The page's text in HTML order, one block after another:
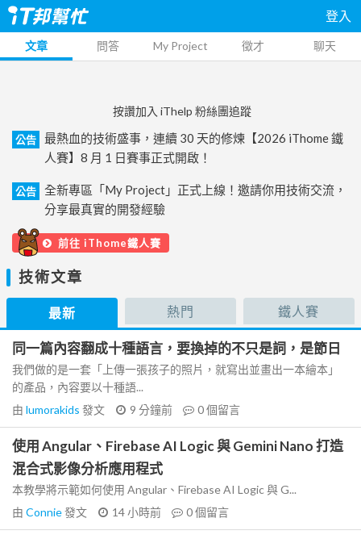
登入
文章 問答 My Project 徵才 聊天
按讚加入 iThelp 粉絲團追蹤
公告
最熱血的技術盛事，連續 30 天的修煉【2026 iThome 鐵
人賽】8 月 1 日賽事正式開啟！
公告
全新專區「My Project」正式上線！邀請你用技術交流，
分享最真實的開發經驗
前往 iThome鐵人賽
技術文章
最新 熱門 鐵人賽
同一篇內容翻成十種語言，要換掉的不只是詞，是節日
我們做的是一套「上傳一張孩子的照片，就寫出並畫出一本繪本」
的產品，內容要以十種語...
由 lumorakids 發文 9 分鐘前 0個留言
使用 Angular、Firebase AI Logic 與 Gemini Nano 打造
混合式影像分析應用程式
本教學將示範如何使用 Angular、Firebase AI Logic 與 G...
由 Connie發文 14 小時前 0個留言